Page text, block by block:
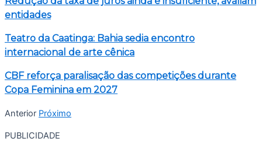
entidades
Teatro da Caatinga: Bahia sedia encontro
internacional de arte cênica
CBF reforça paralisação das competições durante
Copa Feminina em 2027
Anterior Próximo
PUBLICIDADE